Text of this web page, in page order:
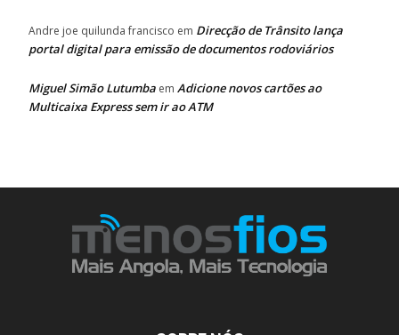
Andre joe quilunda francisco em Direcção de Trânsito lança
portal digital para emissão de documentos rodoviários
Miguel Simão Lutumba em Adicione novos cartões ao
Multicaixa Express sem ir ao ATM